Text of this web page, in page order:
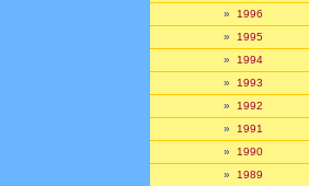
» 1996
» 1995
» 1994
» 1993
» 1992
» 1991
» 1990
» 1989